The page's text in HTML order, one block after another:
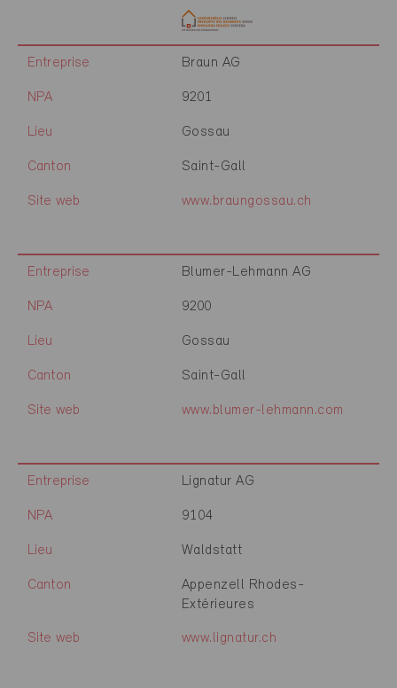
Entreprise Braun AG
NPA 9201
Lieu Gossau
Canton Saint-Gall
Site web www.braungossau.ch
Entreprise Blumer-Lehmann AG
NPA 9200
Lieu Gossau
Canton Saint-Gall
Site web www.blumer-lehmann.com
Entreprise Lignatur AG
NPA 9104
Lieu Waldstatt
Canton
Appenzell Rhodes-
Extérieures
Site web www.lignatur.ch